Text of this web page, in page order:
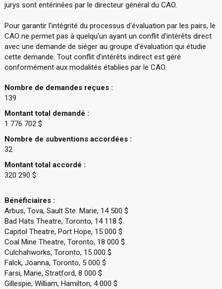
jurys sont entérinées par le directeur général du CAO.
Pour garantir l'intégrité du processus d'évaluation par les pairs, le
CAO ne permet pas à quelqu'un ayant un conflit d'intérêts direct
avec une demande de siéger au groupe d'évaluation qui étudie
cette demande. Tout conflit d'intérêts indirect est géré
conformément aux modalités établies par le CAO.
Nombre de demandes reçues :
139
Montant total demandé :
1 776 702 $
Nombre de subventions accordées :
32
Montant total accordé :
320 290 $
Bénéficiaires :
Arbus, Tova, Sault Ste. Marie, 14 500 $
Bad Hats Theatre, Toronto, 14 118 $
Capitol Theatre, Port Hope, 15 000 $
Coal Mine Theatre, Toronto, 18 000 $
Culchahworks, Toronto, 15 000 $
Falck, Joanna, Toronto, 5 000 $
Farsi, Marie, Stratford, 8 000 $
Gillespie, William, Hamilton, 4 000 $